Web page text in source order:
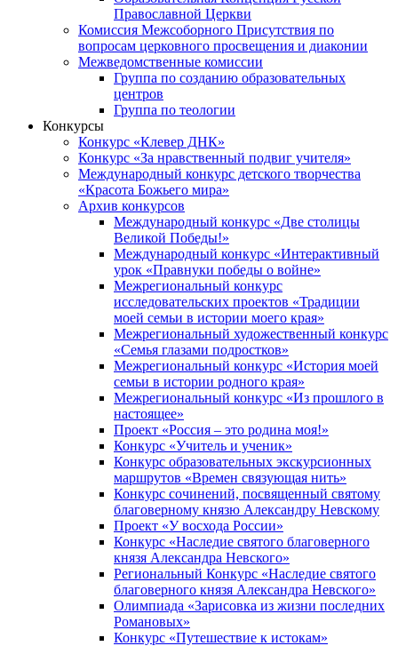
Православной Церкви
Комиссия Межсоборного Присутствия по
вопросам церковного просвещения и диаконии
Межведомственные комиссии
Группа по созданию образовательных
центров
Группа по теологии
Конкурсы
Конкурс «Клевер ДНК»
Конкурс «За нравственный подвиг учителя»
Международный конкурс детского творчества
«Красота Божьего мира»
Архив конкурсов
Международный конкурс «Две столицы
Великой Победы!»
Международный конкурс «Интерактивный
урок «Правнуки победы о войне»
Межрегиональный конкурс
исследовательских проектов «Традиции
моей семьи в истории моего края»
Межрегиональный художественный конкурс
«Семья глазами подростков»
Межрегиональный конкурс «История моей
семьи в истории родного края»
Межрегиональный конкурс «Из прошлого в
настоящее»
Проект «Россия – это родина моя!»
Конкурс «Учитель и ученик»
Конкурс образовательных экскурсионных
маршрутов «Времен связующая нить»
Конкурс сочинений, посвященный святому
благоверному князю Александру Невскому
Проект «У восхода России»
Конкурс «Наследие святого благоверного
князя Александра Невского»
Региональный Конкурс «Наследие святого
благоверного князя Александра Невского»
Олимпиада «Зарисовка из жизни последних
Романовых»
Конкурс «Путешествие к истокам»